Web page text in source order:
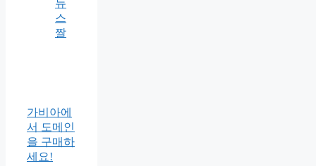
가비아에
서 도메인
을 구매하
세요!